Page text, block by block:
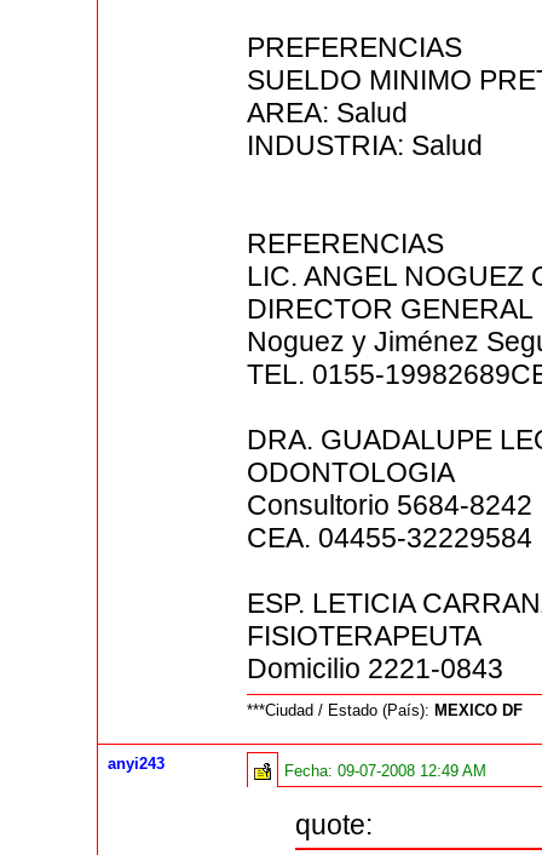
PREFERENCIAS
SUELDO MINIMO
AREA: Salud
INDUSTRIA: Salud
REFERENCIAS
LIC. ANGEL NOGUEZ
DIRECTOR GENERAL
Noguez y Jiménez
TEL. 0155-
DRA. GUADALUPE
ODONTOLOGIA
Consultorio 5684-8242
CEA. 04455-32229584
ESP. LETICIA
FISIOTERAPEUTA
Domicilio 2221-0843
***Ciudad / Estado (País): MEXICO DF
anyi243 Fecha:09-07-2008 12:49 AM
quote: